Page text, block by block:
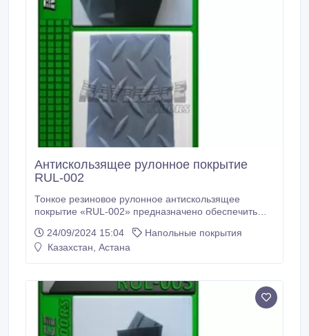
Антискользящее рулонное покрытие
RUL-002
Тонкое резиновое рулонное антискользящее
покрытие «RUL-002» предназначено обеспечить
входных групп, крыльце и лестницах. Резиновые
рулоны/коврики/дорожки «RUL-002» могут
24/09/2024 15:04
Напольные покрытия
Казахстан, Астана